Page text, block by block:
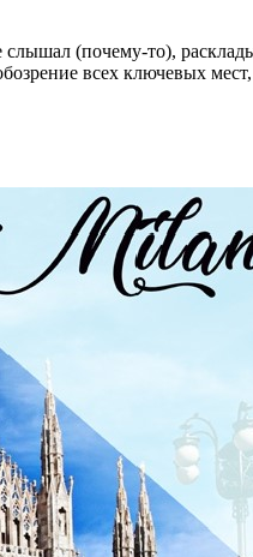
розсилку, ви погоджуєтесь з
Дізнатися більше!
(почему-то),
всех ключевых